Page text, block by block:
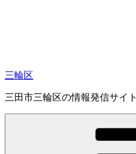
三輪区
三田市三輪区の情報発信サイト